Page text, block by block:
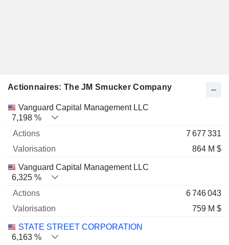
Actionnaires: The JM Smucker Company
Nom Actions % Valorisation
Vanguard Capital Management LLC
7,198 %
7 677 331
864 M $
Vanguard Capital Management LLC
6,325 %
6 746 043
759 M $
STATE STREET CORPORATION
6,163 %